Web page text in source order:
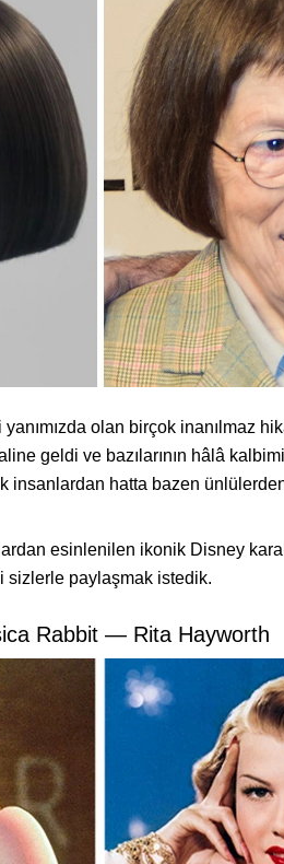
olan birçok inanılmaz
geldi ve bazılarının hâlâ
hatta bazen ünlülerden
esinlenilen ikonik Disney
sizlerle paylaşmak istedik.
Rabbit — Rita Hayworth